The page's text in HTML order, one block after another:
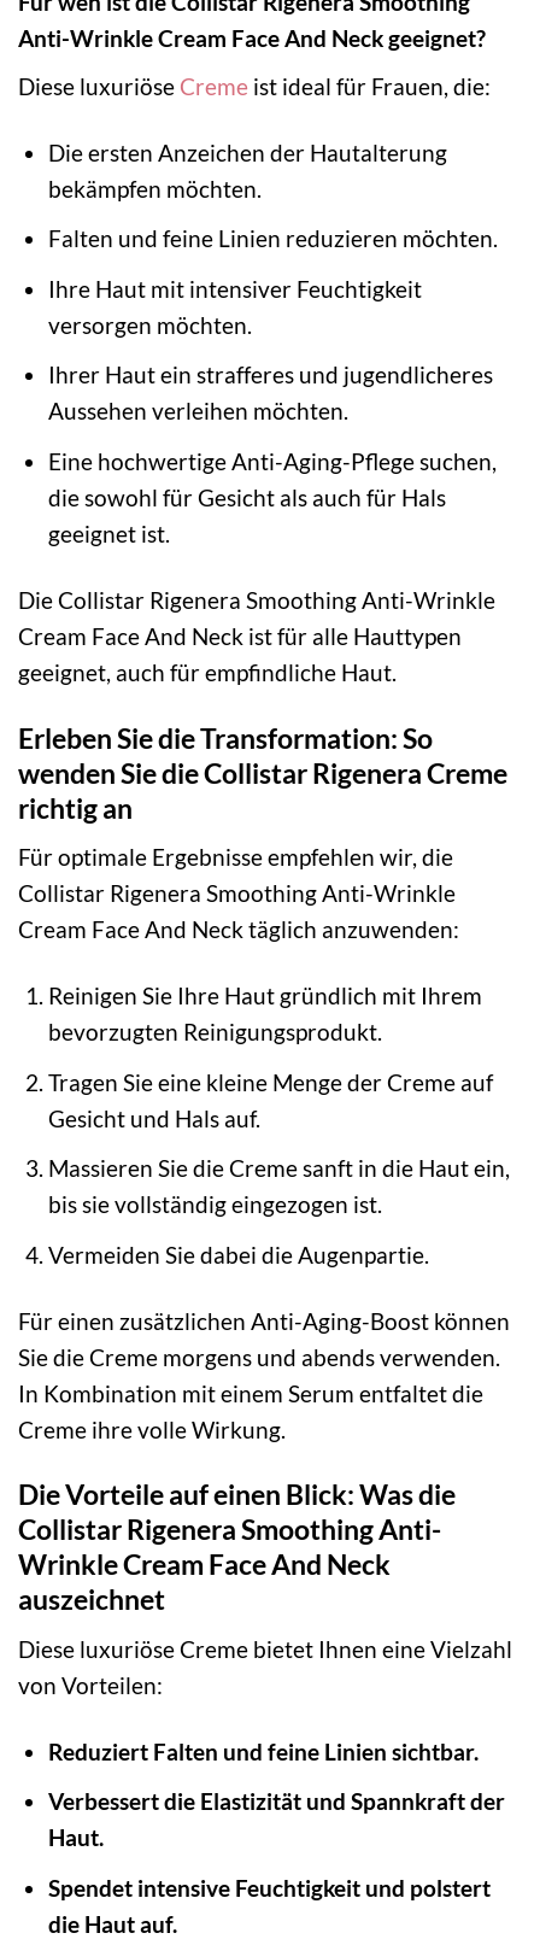
Anti-Wrinkle Cream Face And Neck geeignet?
Diese luxuriöse Creme ist ideal für Frauen, die:
Die ersten Anzeichen der Hautalterung
bekämpfen möchten.
Falten und feine Linien reduzieren möchten.
Ihre Haut mit intensiver Feuchtigkeit
versorgen möchten.
Ihrer Haut ein strafferes und jugendlicheres
Aussehen verleihen möchten.
Eine hochwertige Anti-Aging-Pflege suchen,
die sowohl für Gesicht als auch für Hals
geeignet ist.
Die Collistar Rigenera Smoothing Anti-Wrinkle
Cream Face And Neck ist für alle Hauttypen
geeignet, auch für empfindliche Haut.
Erleben Sie die Transformation: So
wenden Sie die Collistar Rigenera Creme
richtig an
Für optimale Ergebnisse empfehlen wir, die
Collistar Rigenera Smoothing Anti-Wrinkle
Cream Face And Neck täglich anzuwenden:
Reinigen Sie Ihre Haut gründlich mit Ihrem
bevorzugten Reinigungsprodukt.
Tragen Sie eine kleine Menge der Creme auf
Gesicht und Hals auf.
Massieren Sie die Creme sanft in die Haut ein,
bis sie vollständig eingezogen ist.
Vermeiden Sie dabei die Augenpartie.
Für einen zusätzlichen Anti-Aging-Boost können
Sie die Creme morgens und abends verwenden.
In Kombination mit einem Serum entfaltet die
Creme ihre volle Wirkung.
Die Vorteile auf einen Blick: Was die
Collistar Rigenera Smoothing Anti-
Wrinkle Cream Face And Neck
auszeichnet
Diese luxuriöse Creme bietet Ihnen eine Vielzahl
von Vorteilen:
Reduziert Falten und feine Linien sichtbar.
Verbessert die Elastizität und Spannkraft der
Haut.
Spendet intensive Feuchtigkeit und polstert
die Haut auf.